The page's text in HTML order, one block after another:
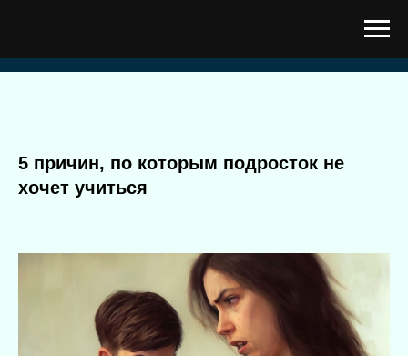
5 причин, по которым подросток не
хочет учиться